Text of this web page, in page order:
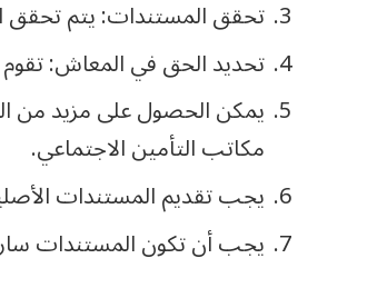
تحقق المستندات: يتم تحقق
تحديد الحق في المعاش:
يمكن الحصول على مزيد من
مكاتب التأمين الاجتماعي.
يجب تقديم المستندات
يجب أن تكون المستندات